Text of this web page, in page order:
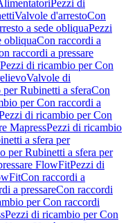
Pezzi di
Valvole d'arrestoCon
a sede obliquaPezzi
obliquaCon raccordi a
raccordi a pressare
Pezzi di ricambio per Con
Valvole di
Rubinetti a sferaCon
per Con raccordi a
di ricambio per Con
MapressPezzi di ricambio
a sfera per
per Rubinetti a sfera per
FlowFitPezzi di
Con raccordi a
a pressareCon raccordi
per Con raccordi
Pezzi di ricambio per Con